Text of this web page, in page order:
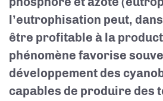
l’eutrophisation peut,
être profitable à la
phénomène favorise
développement des
capables de produire des